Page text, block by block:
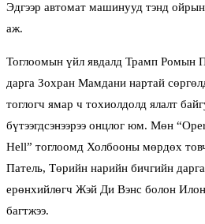
Эдгээр автомат машинууд тэнд
аж.
Тоглоомын үйл явдалд Трамп Ромын
дарга Зохран Мамдани нартай
тоглогч ямар ч тохиолдолд ялалт
бүтээгдсэнээрээ онцлог юм. Мөн
Hell” тоглоомд Холбооны мөрдөх
Патель, Төрийн нарийн бичгийн
ерөнхийлөгч Жэй Ди Вэнс болон
багтжээ.